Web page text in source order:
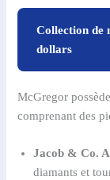
Collection de
dollars
McGregor
comprenant des
Jacob & Co.
diamants et